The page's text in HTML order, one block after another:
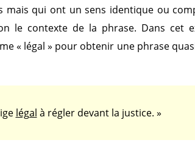
mais qui ont un sens identique ou
le contexte de la phrase. Dans cet
« légal » pour obtenir une phrase
légal à régler devant la justice. »